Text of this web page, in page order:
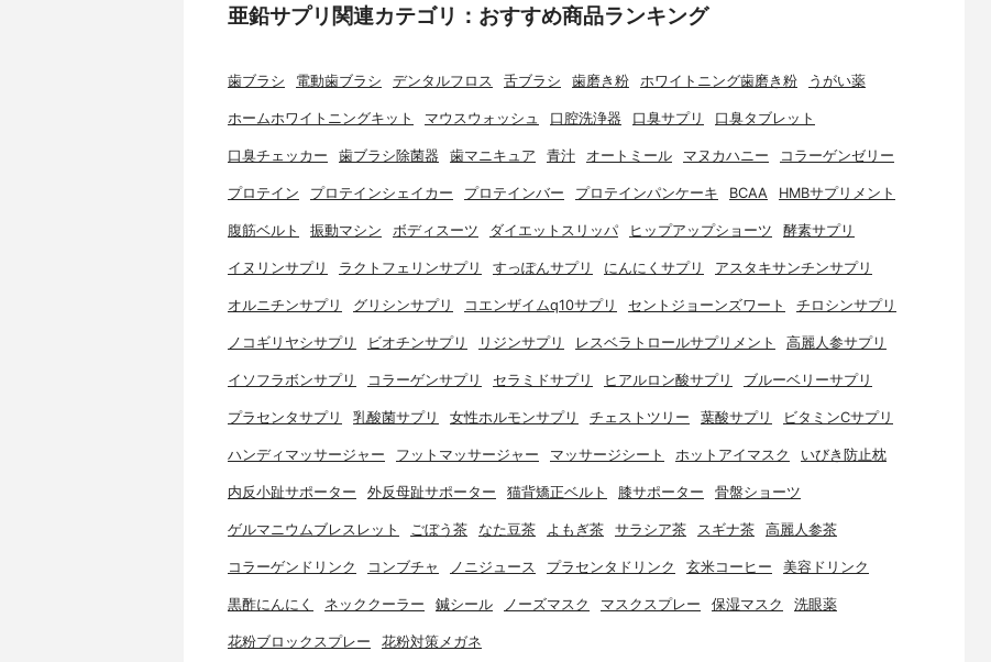
亜鉛サプリ関連カテゴリ：おすすめ商品ランキング
歯ブラシ 電動歯ブラシ デンタルフロス 舌ブラシ 歯磨き粉 ホワイトニング歯磨き粉 うがい薬
ホームホワイトニングキット マウスウォッシュ 口腔洗浄器 口臭サプリ 口臭タブレット
口臭チェッカー 歯ブラシ除菌器 歯マニキュア 青汁 オートミール マヌカハニー コラーゲンゼリー
プロテイン プロテインシェイカー プロテインバー プロテインパンケーキ BCAA HMBサプリメント
腹筋ベルト 振動マシン ボディスーツ ダイエットスリッパ ヒップアップショーツ 酵素サプリ
イヌリンサプリ ラクトフェリンサプリ すっぽんサプリ にんにくサプリ アスタキサンチンサプリ
オルニチンサプリ グリシンサプリ コエンザイムq10サプリ セントジョーンズワート チロシンサプリ
ノコギリヤシサプリ ビオチンサプリ リジンサプリ レスベラトロールサプリメント 高麗人参サプリ
イソフラボンサプリ コラーゲンサプリ セラミドサプリ ヒアルロン酸サプリ ブルーベリーサプリ
プラセンタサプリ 乳酸菌サプリ 女性ホルモンサプリ チェストツリー 葉酸サプリ ビタミンCサプリ
ハンディマッサージャー フットマッサージャー マッサージシート ホットアイマスク いびき防止枕
内反小趾サポーター 外反母趾サポーター 猫背矯正ベルト 膝サポーター 骨盤ショーツ
ゲルマニウムブレスレット ごぼう茶 なた豆茶 よもぎ茶 サラシア茶 スギナ茶 高麗人参茶
コラーゲンドリンク コンブチャ ノニジュース プラセンタドリンク 玄米コーヒー 美容ドリンク
黒酢にんにく ネッククーラー 鍼シール ノーズマスク マスクスプレー 保湿マスク 洗眼薬
花粉ブロックスプレー 花粉対策メガネ